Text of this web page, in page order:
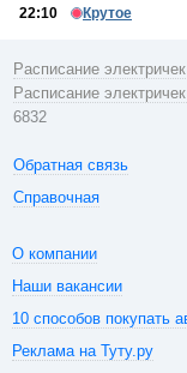
22:10
Крутое
Расписание электричек
Расписание
6832
Обратная связь
Справочная
О компании
Наши вакансии
10 способов покупать
Реклама на Туту.ру